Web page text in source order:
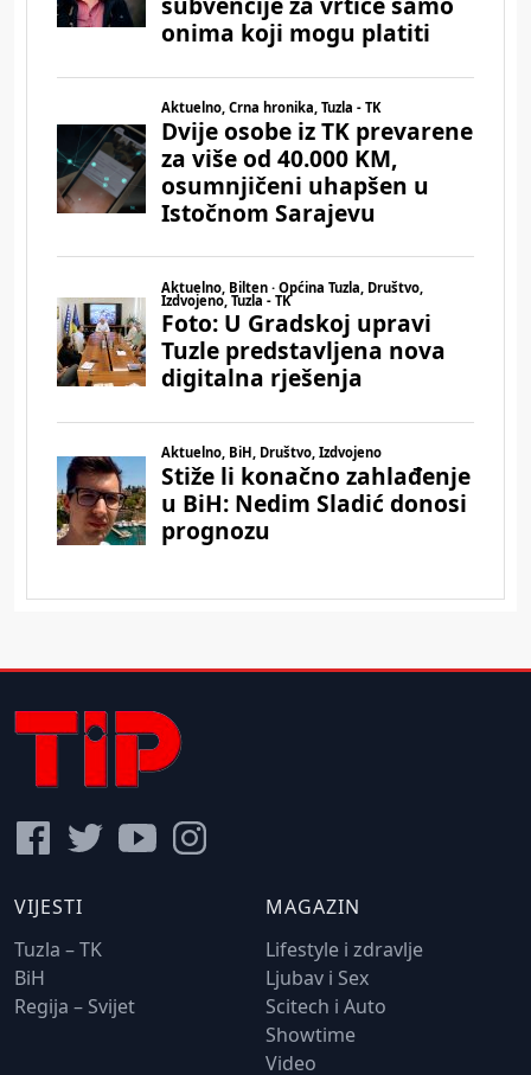
VIJESTI
Tuzla – TK
BiH
Regija – Svijet
MAGAZIN
Lifestyle i zdravlje
Ljubav i Sex
Scitech i Auto
Showtime
Video